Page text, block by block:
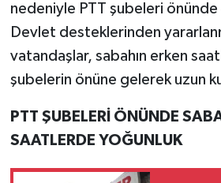
nedeniyle PTT şubeleri önünde
Devlet desteklerinden
vatandaşlar, sabahın erken
şubelerin önüne gelerek uzun
PTT ŞUBELERİ ÖNÜNDE
SAATLERDE YOĞUNLUK
Yaşam
KAHRAMANMARAŞ